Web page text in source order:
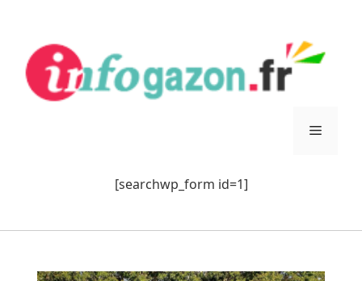
contenu
Menu
[searchwp_form id=1]